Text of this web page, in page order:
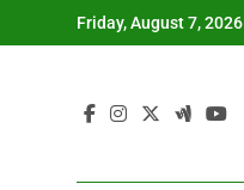
to
Friday, August 7, 2026